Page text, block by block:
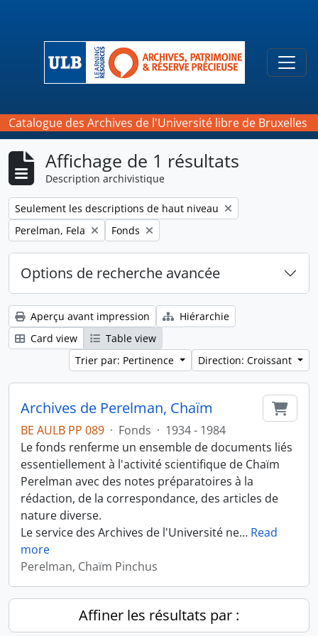
Catalogue des Archives de l'Université libre de Bruxelles
Affichage de 1 résultats
Description archivistique
Remove filter:
Seulement les descriptions de haut niveau
Remove filter:
Perelman, Fela Remove filter:
Fonds
Options de recherche avancée
Aperçu avant impression
Hiérarchie
Card view
Table view
Trier par: Pertinence
Direction: Croissant
Archives de Perelman, Chaïm
BE AULB PP 089 · Fonds · 1934 - 1984
Le fonds renferme un ensemble de documents liés
essentiellement à l'activité scientifique de Chaïm
Perelman avec des notes préparatoires à la
rédaction, de la correspondance, des articles de
nature diverse.
Le service des Archives de l'Université ne… Read
more
Perelman, Chaïm Pinchus
Affiner les résultats par :